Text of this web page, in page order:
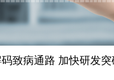
码致病通路 加快研发